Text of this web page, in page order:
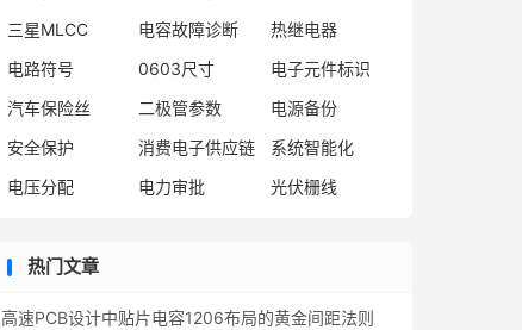
三星MLCC
电容故障诊断
热继电器
电路符号
0603尺寸
电子元件标识
汽车保险丝
二极管参数
电源备份
安全保护
消费电子供应链
系统智能化
电压分配
电力审批 光伏栅线
热门文章
高速PCB设计中贴片电容1206布局的黄金间距法则